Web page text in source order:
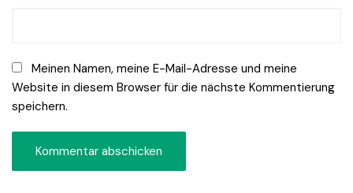
Meinen Namen, meine E-Mail-Adresse und meine
Website in diesem Browser für die nächste Kommentierung
speichern.